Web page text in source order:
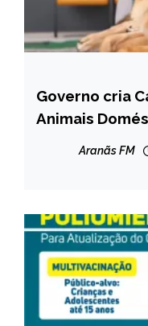
BRASIL
Governo cria
Animais
Aranãs FM